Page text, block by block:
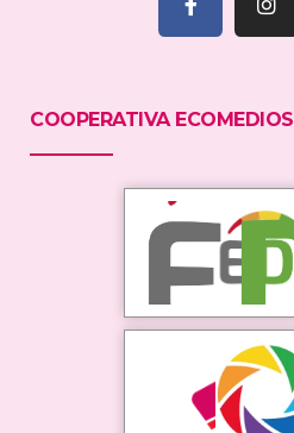
COOPERATIVA ECOMEDIOS